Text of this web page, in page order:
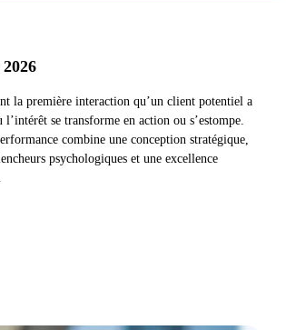
la première interaction qu’un client potentiel a
se transforme en action ou s’estompe.
combine une conception stratégique,
psychologiques et une excellence